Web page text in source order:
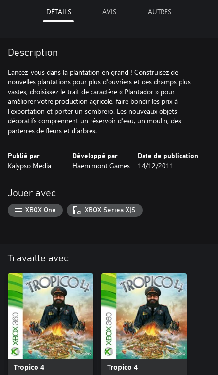
DÉTAILS AVIS AUTRES
Description
Lancez-vous dans la plantation en grand ! Construisez de
nouvelles plantations pour plus d’ouvriers et des champs plus
vastes, choisissez le trait de caractère « Plantador » pour
améliorer votre production agricole, faire bondir les prix à
l’exportation et porter un sombrero. Les nouveaux objets
décoratifs comprennent un réservoir d’eau, un moulin, des
parterres de fleurs et d’arbres.
Publié par
Kalypso Media
Développé par
Haemimont Games
Date de publication
14/12/2011
Jouer avec
XBOX One XBOX Series X|S
Travaille avec
Tropico 4 Tropico 4